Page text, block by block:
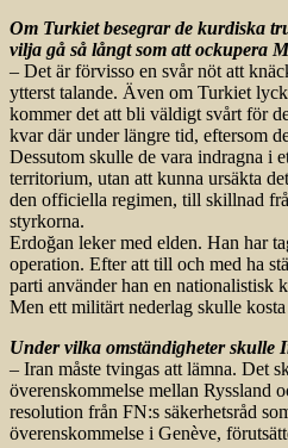
Om Turkiet besegrar de kurdiska
vilja gå så långt som att ockupera
– Det är förvisso en svår nöt att
ytterst talande. Även om Turkiet
kommer det att bli väldigt svårt för
kvar där under längre tid, eftersom
Dessutom skulle de vara indragna i
territorium, utan att kunna ursäkta
den officiella regimen, till skillnad
styrkorna.
Erdoğan leker med elden. Han har
operation. Efter att till och med ha
parti använder han en nationalistisk
Men ett militärt nederlag skulle
Under vilka omständigheter skulle
– Iran måste tvingas att lämna. Det
överenskommelse mellan Ryssland
resolution från FN:s säkerhetsråd
överenskommelse i Genève,